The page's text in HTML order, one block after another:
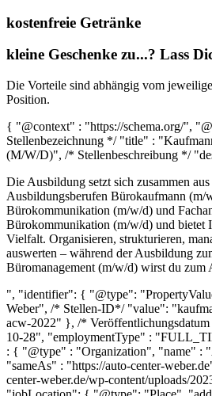
kostenfreie Getränke
kleine Geschenke zu...? Lass
Die Vorteile sind abhängig vom
Position.
{ "@context" : "https://schema.org/",
Stellenbezeichnung */ "title" :
(M/W/D)", /* Stellenbeschreibung */
Die Ausbildung setzt sich zusammen
Ausbildungsberufen Bürokaufmann (m/
Bürokommunikation (m/w/d) und
Bürokommunikation (m/w/d) und bietet
Vielfalt. Organisieren, strukturieren,
auswerten – während der Ausbildung
Büromanagement (m/w/d) wirst du zum
", "identifier": { "@type":
Weber", /* Stellen-ID*/ "value":
acw-2022" }, /*
10-28", "employmentType" :
: { "@type" : "Organization", "name" :
"sameAs" : "https://auto-center-
center-weber.de/wp-content/uploads/